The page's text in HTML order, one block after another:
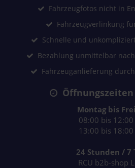
Fahrzeugfotos nicht in
Fahrzeugverlinkung
Schnelle und
Bezahlung unmittelbar
Fahrzeuganlieferung
Öffnungszeiten
Montag bis
08:00 bis
13:00 bis
24 Stunden / 7
RCU b2b-shop